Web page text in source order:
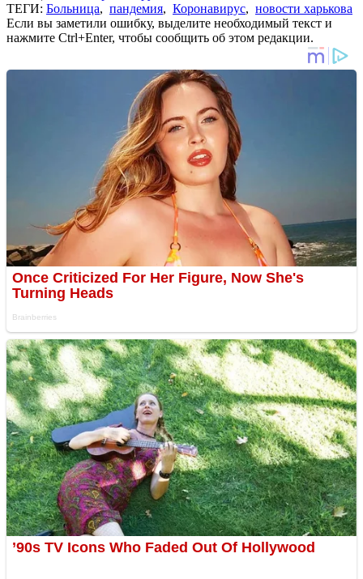
ТЕГИ: Больница, пандемия, Коронавирус, новости харькова
Если вы заметили ошибку, выделите необходимый текст и
нажмите Ctrl+Enter, чтобы сообщить об этом редакции.